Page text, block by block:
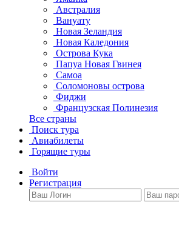
Австралия
Вануату
Новая Зеландия
Новая Каледония
Острова Кука
Папуа Новая Гвинея
Самоа
Соломоновы острова
Фиджи
Французская Полинезия
Все страны
Поиск тура
Авиабилеты
Горящие туры
Войти
Регистрация